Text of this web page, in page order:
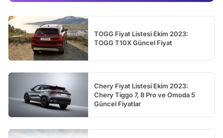
TOGG Fiyat Listesi Ekim 2023:
TOGG T10X Güncel Fiyat
Chery Fiyat Listesi Ekim 2023:
Chery Tiggo 7, 8 Pro ve Omoda 5
Güncel Fiyatlar